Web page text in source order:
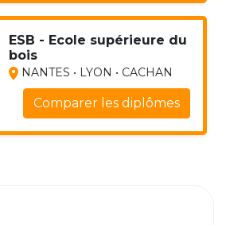
ESB - Ecole supérieure du
bois
NANTES • LYON • CACHAN
Comparer les diplômes